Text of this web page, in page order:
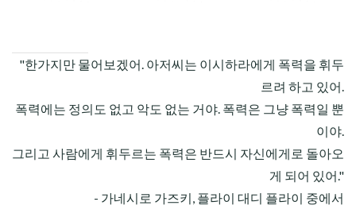
"한가지만 물어보겠어. 아저씨는 이시하라에게 폭력을 휘두
르려 하고 있어.
폭력에는 정의도 없고 악도 없는 거야. 폭력은 그냥 폭력일 뿐
이야.
그리고 사람에게 휘두르는 폭력은 반드시 자신에게로 돌아오
게 되어 있어."
- 가네시로 가즈키, 플라이 대디 플라이 중에서